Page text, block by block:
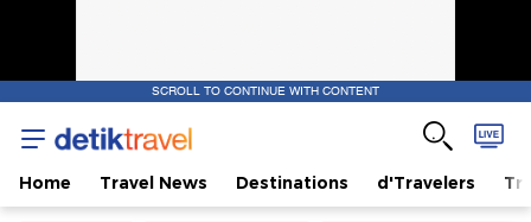
SCROLL TO CONTINUE WITH CONTENT
Home Travel News Destinations d'Travelers